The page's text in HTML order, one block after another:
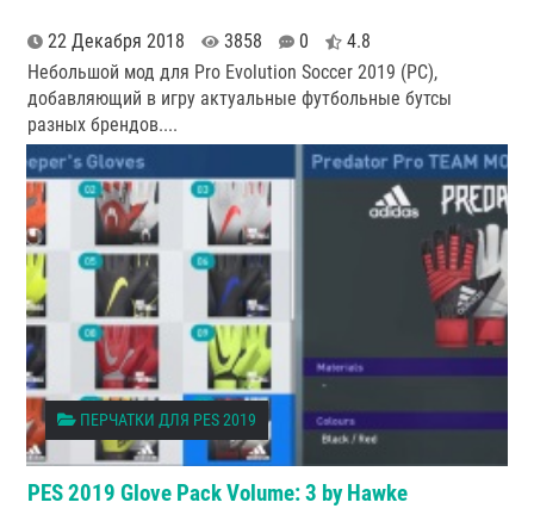
22 Декабря 2018 3858 0
4.8
Небольшой мод для Pro Evolution Soccer 2019 (PC),
добавляющий в игру актуальные футбольные бутсы
разных брендов....
ПЕРЧАТКИ ДЛЯ PES 2019
PES 2019 Glove Pack Volume: 3 by Hawke